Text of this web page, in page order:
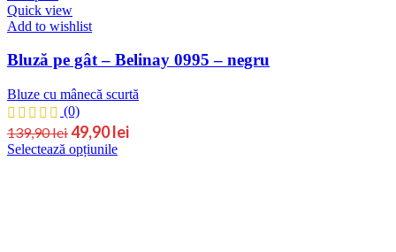
Quick view
Add to wishlist
Bluză pe gât – Belinay 0995 – negru
Bluze cu mânecă scurtă
(0)
139,90lei49,90lei
Selectează opțiunile